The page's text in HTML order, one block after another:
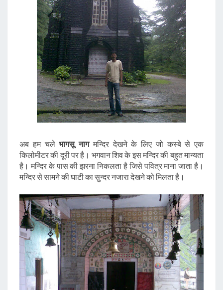
अब हम चलेभागसू नागमन्दिर देखने के लिए जो कस्बे से एक
किलोमीटर की दूरी पर है। भगवान शिव के इस मन्दिर की बहुत मान्यता
है। मन्दिर के पास की झरना निकलता है जिसे पवित्र माना जाता है।
मन्दिर से सामने की घाटी का सुन्दर नजारा देखने को मिलता है।